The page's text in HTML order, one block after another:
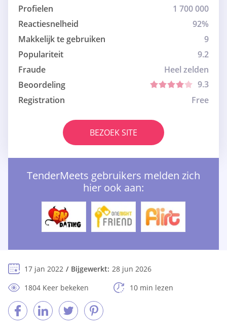
Profielen
1 700 000
Reactiesnelheid
92%
Makkelijk te gebruiken
9
Populariteit
9.2
Fraude
Heel zelden
Beoordeling
9.3
Registration
Free
BEZOEK SITE
TenderMeets gebruikers melden zich
hier ook aan:
17 jan 2022 Bijgewerkt: 28 jun 2026
1804 Keer bekeken
10 min lezen